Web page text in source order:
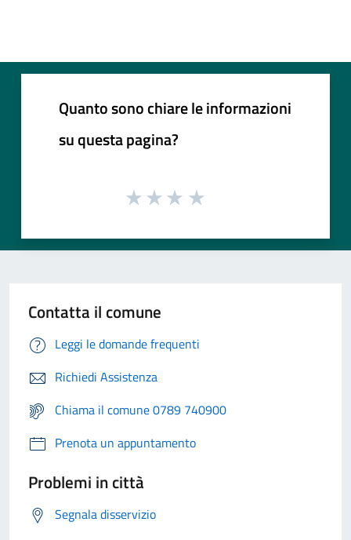
Quanto sono chiare le informazioni
su questa pagina?
Contatta il comune
Leggi le domande frequenti
Richiedi Assistenza
Chiama il comune 0789 740900
Prenota un appuntamento
Problemi in città
Segnala disservizio